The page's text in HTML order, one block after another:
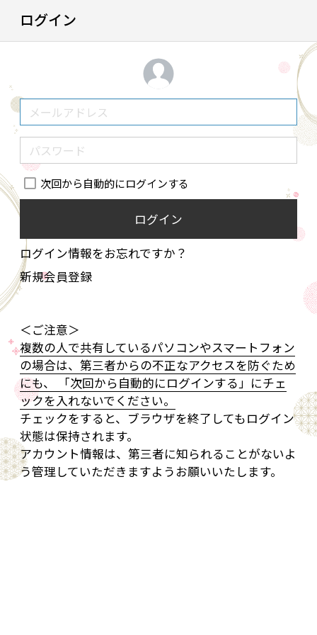
ログイン
次回から自動的にログインする
ログイン
ログイン情報をお忘れですか？
新規会員登録
＜ご注意＞
複数の人で共有しているパソコンやスマートフォン
の場合は、第三者からの不正なアクセスを防ぐため
にも、 「次回から自動的にログインする」にチェ
ックを入れないでください。
チェックをすると、ブラウザを終了してもログイン
状態は保持されます。
アカウント情報は、第三者に知られることがないよ
う管理していただきますようお願いいたします。